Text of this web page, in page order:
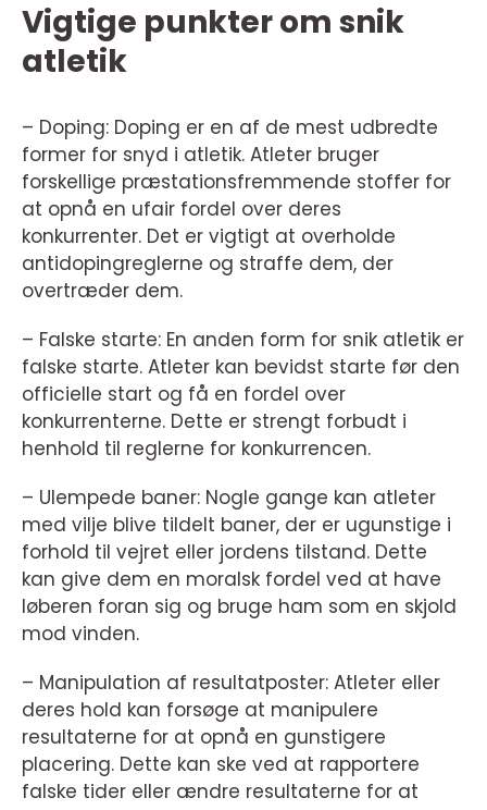
Vigtige punkter om snik
atletik
– Doping: Doping er en af de mest udbredte
former for snyd i atletik. Atleter bruger
forskellige præstationsfremmende stoffer for
at opnå en ufair fordel over deres
konkurrenter. Det er vigtigt at overholde
antidopingreglerne og straffe dem, der
overtræder dem.
– Falske starte: En anden form for snik atletik er
falske starte. Atleter kan bevidst starte før den
officielle start og få en fordel over
konkurrenterne. Dette er strengt forbudt i
henhold til reglerne for konkurrencen.
– Ulempede baner: Nogle gange kan atleter
med vilje blive tildelt baner, der er ugunstige i
forhold til vejret eller jordens tilstand. Dette
kan give dem en moralsk fordel ved at have
løberen foran sig og bruge ham som en skjold
mod vinden.
– Manipulation af resultatposter: Atleter eller
deres hold kan forsøge at manipulere
resultaterne for at opnå en gunstigere
placering. Dette kan ske ved at rapportere
falske tider eller ændre resultaterne for at